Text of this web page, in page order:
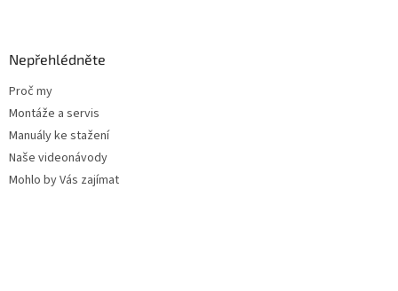
Nepřehlédněte
Proč my
Montáže a servis
Manuály ke stažení
Naše videonávody
Mohlo by Vás zajímat